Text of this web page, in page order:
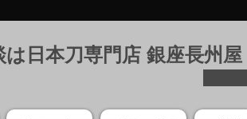
日本刀専門店 銀座⻑州屋